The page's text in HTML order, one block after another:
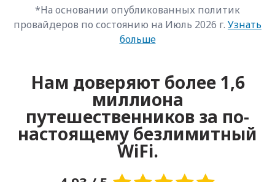
*На основании опубликованных политик
провайдеров по состоянию на Июль 2026 г. Узнать
больше
Нам доверяют более 1,6
миллиона
путешественников за по-
настоящему безлимитный
WiFi.